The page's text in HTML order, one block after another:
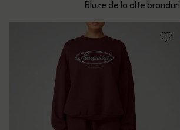
Bluze de la alte branduri